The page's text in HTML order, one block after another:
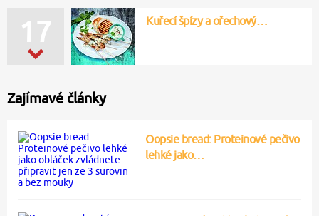
17 Kuřecí špízy a ořechový…
Zajímavé články
Oopsie bread: Proteinové pečivo
lehké jako…